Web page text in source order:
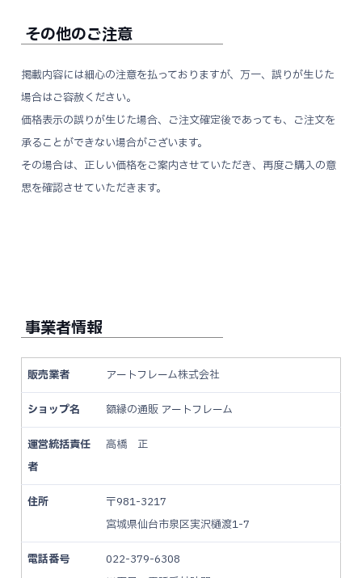
その他のご注意
掲載内容には細心の注意を払っておりますが、万一、誤りが生じた
場合はご容赦ください。
価格表示の誤りが生じた場合、ご注文確定後であっても、ご注文を
承ることができない場合がございます。
その場合は、正しい価格をご案内させていただき、再度ご購入の意
思を確認させていただきます。
事業者情報
販売業者 アートフレーム株式会社
ショップ名 額縁の通販 アートフレーム
運営統括責任
者
高橋 正
住所
〒981-3217
宮城県仙台市泉区実沢樋渡1-7
電話番号
022-379-6308